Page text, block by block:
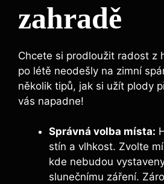
zahradě
Chcete si prodloužit radost z
po létě neodešly na zimní
několik tipů, jak si užít plody
vás napadne!
Správná volba místa:
stín a vlhkost. Zvolte
kde nebudou
slunečnímu záření.